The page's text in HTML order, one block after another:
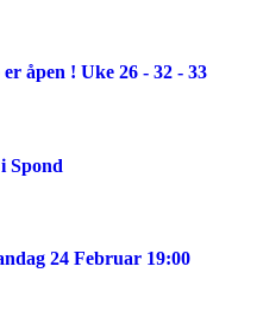
åpen ! Uke 26 - 32 - 33
Spond
24 Februar 19:00